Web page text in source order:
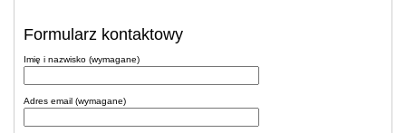
Formularz kontaktowy
Imię i nazwisko (wymagane)
Adres email (wymagane)